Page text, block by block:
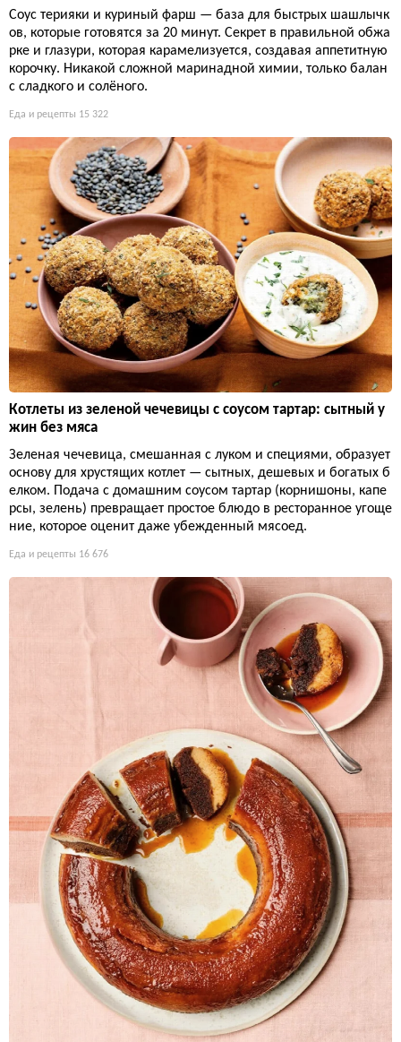
Соус терияки и куриный фарш — база для быстрых шашлычк
ов, которые готовятся за 20 минут. Секрет в правильной обжа
рке и глазури, которая карамелизуется, создавая аппетитную
корочку. Никакой сложной маринадной химии, только балан
с сладкого и солёного.
Еда и рецепты 15 322
Котлеты из зеленой чечевицы с соусом тартар: сытный у
жин без мяса
Зеленая чечевица, смешанная с луком и специями, образует
основу для хрустящих котлет — сытных, дешевых и богатых б
елком. Подача с домашним соусом тартар (корнишоны, капе
рсы, зелень) превращает простое блюдо в ресторанное угоще
ние, которое оценит даже убежденный мясоед.
Еда и рецепты 16 676